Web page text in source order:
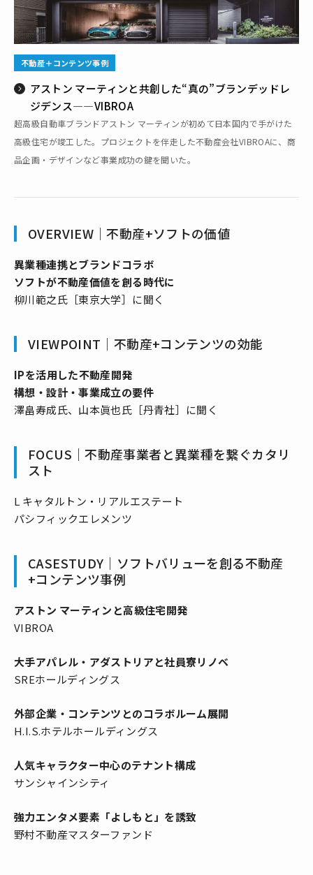
不動産＋コンテンツ事例
アストン マーティンと共創した“真の”ブランデッドレ
ジデンス—―VIBROA
超高級自動車ブランドアストン マーティンが初めて日本国内で手がけた
高級住宅が竣工した。プロジェクトを伴走した不動産会社VIBROAに、商
品企画・デザインなど事業成功の鍵を聞いた。
OVERVIEW｜不動産+ソフトの価値
異業種連携とブランドコラボ
ソフトが不動産価値を創る時代に
柳川範之氏［東京大学］に聞く
VIEWPOINT｜不動産+コンテンツの効能
IPを活用した不動産開発
構想・設計・事業成立の要件
澤畠寿成氏、山本眞也氏［丹青社］に聞く
FOCUS｜不動産事業者と異業種を繋ぐカタリ
スト
L キャタルトン・リアルエステート
パシフィックエレメンツ
CASESTUDY｜ソフトバリューを創る不動産
+コンテンツ事例
アストン マーティンと高級住宅開発
VIBROA
大手アパレル・アダストリアと社員寮リノベ
SREホールディングス
外部企業・コンテンツとのコラボルーム展開
H.I.S.ホテルホールディングス
人気キャラクター中心のテナント構成
サンシャインシティ
強力エンタメ要素「よしもと」を誘致
野村不動産マスターファンド